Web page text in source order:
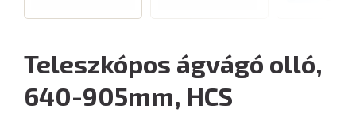
Teleszkópos ágvágó olló,
640-905mm, HCS